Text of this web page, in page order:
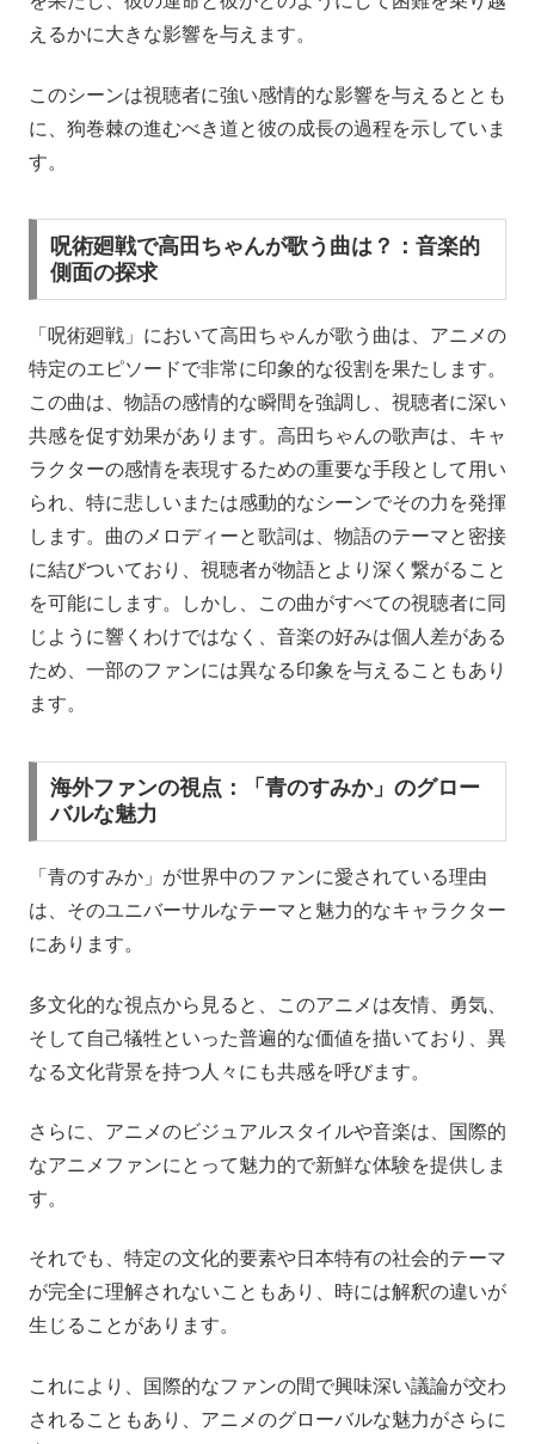
えるかに大きな影響を与えます。
このシーンは視聴者に強い感情的な影響を与えるととも
に、狗巻棘の進むべき道と彼の成長の過程を示していま
す。
呪術廻戦で高田ちゃんが歌う曲は？：音楽的
側面の探求
「呪術廻戦」において高田ちゃんが歌う曲は、アニメの
特定のエピソードで非常に印象的な役割を果たします。
この曲は、物語の感情的な瞬間を強調し、視聴者に深い
共感を促す効果があります。高田ちゃんの歌声は、キャ
ラクターの感情を表現するための重要な手段として用い
られ、特に悲しいまたは感動的なシーンでその力を発揮
します。曲のメロディーと歌詞は、物語のテーマと密接
に結びついており、視聴者が物語とより深く繋がること
を可能にします。しかし、この曲がすべての視聴者に同
じように響くわけではなく、音楽の好みは個人差がある
ため、一部のファンには異なる印象を与えることもあり
ます。
海外ファンの視点：「青のすみか」のグロー
バルな魅力
「青のすみか」が世界中のファンに愛されている理由
は、そのユニバーサルなテーマと魅力的なキャラクター
にあります。
多文化的な視点から見ると、このアニメは友情、勇気、
そして自己犠牲といった普遍的な価値を描いており、異
なる文化背景を持つ人々にも共感を呼びます。
さらに、アニメのビジュアルスタイルや音楽は、国際的
なアニメファンにとって魅力的で新鮮な体験を提供しま
す。
それでも、特定の文化的要素や日本特有の社会的テーマ
が完全に理解されないこともあり、時には解釈の違いが
生じることがあります。
これにより、国際的なファンの間で興味深い議論が交わ
されることもあり、アニメのグローバルな魅力がさらに